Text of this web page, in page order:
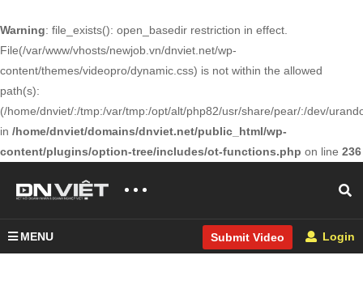
Warning: file_exists(): open_basedir restriction in effect.
File(/var/www/vhosts/newjob.vn/dnviet.net/wp-
content/themes/videopro/dynamic.css) is not within the allowed
path(s):
(/home/dnviet/:/tmp:/var/tmp:/opt/alt/php82/usr/share/pear/:/dev/
in /home/dnviet/domains/dnviet.net/public_html/wp-
content/plugins/option-tree/includes/ot-functions.php on line 236
MENU Submit Video Login